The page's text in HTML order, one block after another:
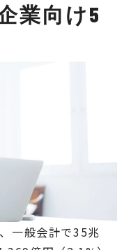
業向け5
一般会計で35兆